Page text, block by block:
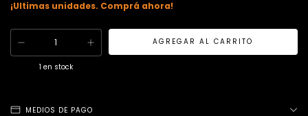
¡Ultimas unidades. Comprá ahora!
1 en stock
MEDIOS DE PAGO